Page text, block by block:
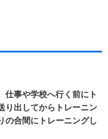
仕事や学校へ行く前にト
り出してからトレーニン
の合間にトレーニングし